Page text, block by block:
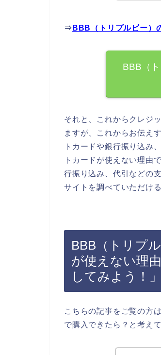
⇒ BBB（トリプルビー）
BBB（
それと、これからクレジ
ますが、これからお伝え
トカードや銀行振り込み
トカードが使えない理由
行振り込み、代引などの
サイトを調べていただけ
BBB（トリプ
が使えない理
してみよう！」
こちらの記事をご覧の方
で購入できたら？と考え